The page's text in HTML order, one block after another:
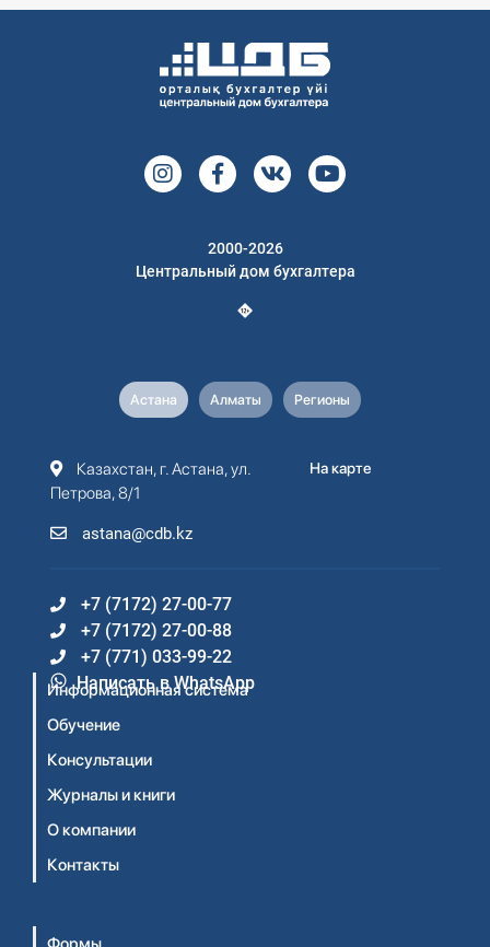
2000-2026
Центральный дом бухгалтера
Астана Алматы Регионы
Казахстан, г. Астана, ул.
Петрова, 8/1
astana@cdb.kz
На карте
+7 (7172) 27-00-77
+7 (7172) 27-00-88
+7 (771) 033-99-22
Написать в WhatsApp
Информационная система
Обучение
Консультации
Журналы и книги
О компании
Контакты